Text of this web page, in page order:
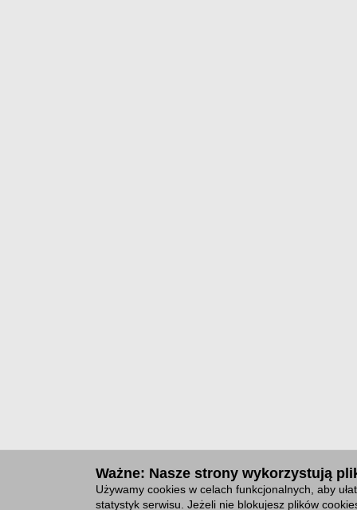
Ważne: Nasze strony wykorzystują
Używamy cookies w celach funkcjonalnych, aby
statystyk serwisu. Jeżeli nie blokujesz plików